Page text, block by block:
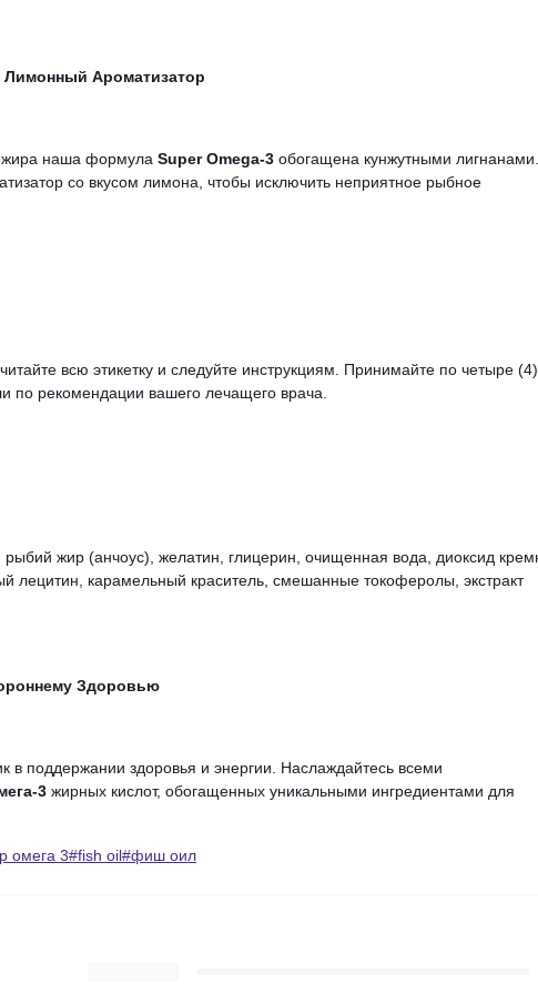
Лимонный Ароматизатор
жира наша формула Super Omega-3 обогащена кунжутными лигнанами.
со вкусом лимона, чтобы исключить неприятное рыбное
всю этикетку и следуйте инструкциям. Принимайте по четыре (4)
по рекомендации вашего лечащего врача.
жир (анчоус), желатин, глицерин, очищенная вода, диоксид
лецитин, карамельный краситель, смешанные токоферолы, экстракт
Здоровью
поддержании здоровья и энергии. Наслаждайтесь всеми
3 жирных кислот, обогащенных уникальными ингредиентами для
омега 3#fish oil#фиш оил